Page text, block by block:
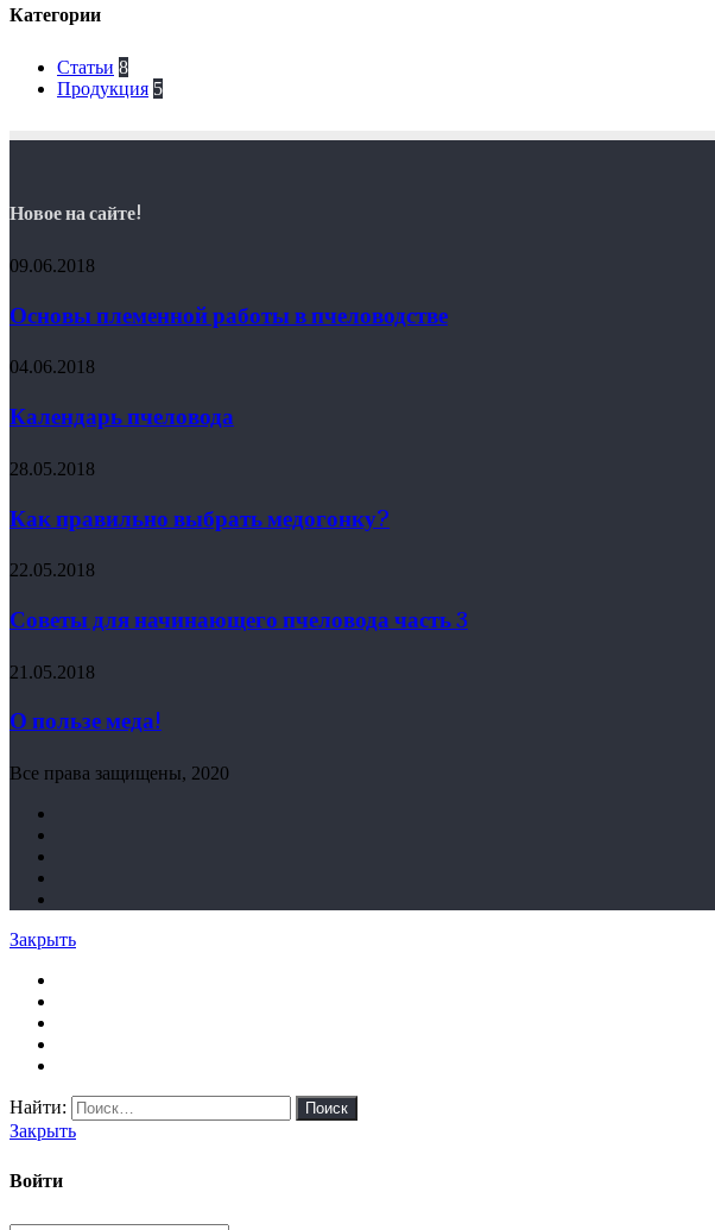
Категории
Статьи 8
Продукция 5
Новое на сайте!
09.06.2018
Основы племенной работы в пчеловодстве
04.06.2018
Календарь пчеловода
28.05.2018
Как правильно выбрать медогонку?
22.05.2018
Советы для начинающего пчеловода часть 3
21.05.2018
О пользе меда!
Все права защищены, 2020
Закрыть
Найти:
Закрыть
Войти